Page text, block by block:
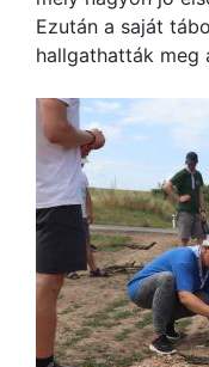
Ezután a saját
hallgathatták